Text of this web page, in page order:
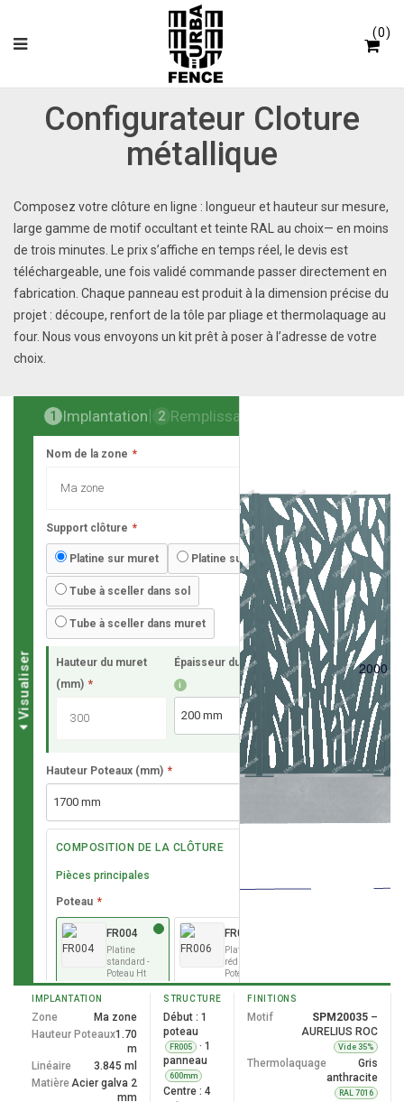
0
Configurateur Cloture
métallique
Composez votre clôture en ligne : longueur et hauteur sur mesure,
large gamme de motif occultant et teinte RAL au choix— en moins
de trois minutes. Le prix s’affiche en temps réel, le devis est
téléchargeable, une fois validé commande passer directement en
fabrication. Chaque panneau est produit à la dimension précise du
projet : découpe, renfort de la tôle par pliage et thermolaquage au
four. Nous vous envoyons un kit prêt à poser à l’adresse de votre
choix.
Visualiser
1 Implantation 2 Remplissage
Nom de la zone *
Support clôture *
Platine sur muret Platine sur dalle
Tube à sceller dans sol
Tube à sceller dans muret
Hauteur du muret
(mm) *
Épaisseur du muret
i
Hauteur Poteaux (mm) *
COMPOSITION DE LA CLÔTURE
Pièces principales
Poteau *
FR004
Platine
standard -
Poteau Ht
600 à 2000
par 4 trous
dans le
muret
Française
FR006
Platine
réduite -
Poteau Ht
600 à 1800
par 2 trous
Française
EN001
2000
IMPLANTATION
Zone
Ma zone
Hauteur Poteaux1.70
m
Linéaire
3.845 ml
Matière Acier galva 2
mm
STRUCTURE
Début : 1
poteau
FR005
· 1
panneau
600mm
Centre : 4
FINITIONS
Motif SPM20035 –
AURELIUS ROC
Vide 35%
Thermolaquage
Gris
anthracite
RAL 7016
Panneau de gestion des cookies